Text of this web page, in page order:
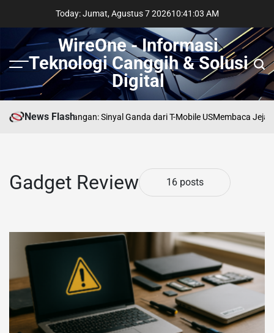
content
Today: Jumat, Agustus 7 202610:41 :04 AM
Menu
WireOne - Informasi
Teknologi Canggih & Solusi
Digital
News Flash
Persimpangan: Sinyal Ganda dari T-Mobile USMembaca Jejak AI di
Gadget Review 16 posts